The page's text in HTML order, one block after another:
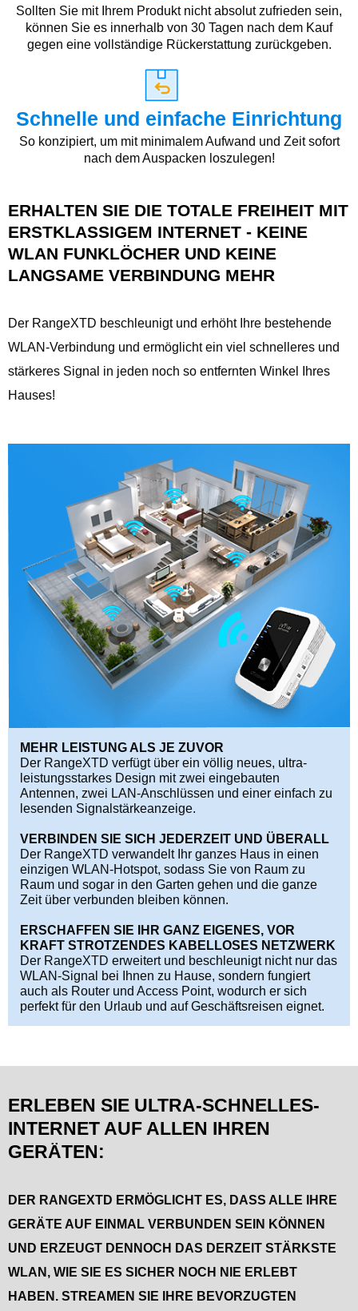
Sollten Sie mit Ihrem Produkt nicht absolut zufrieden sein,
können Sie es innerhalb von 30 Tagen nach dem Kauf
gegen eine vollständige Rückerstattung zurückgeben.
Schnelle und einfache Einrichtung
So konzipiert, um mit minimalem Aufwand und Zeit sofort
nach dem Auspacken loszulegen!
ERHALTEN SIE DIE TOTALE FREIHEIT MIT
ERSTKLASSIGEM INTERNET - KEINE
WLAN FUNKLÖCHER UND KEINE
LANGSAME VERBINDUNG MEHR
Der RangeXTD beschleunigt und erhöht Ihre bestehende
WLAN-Verbindung und ermöglicht ein viel schnelleres und
stärkeres Signal in jeden noch so entfernten Winkel Ihres
Hauses!
MEHR LEISTUNG ALS JE ZUVOR
Der RangeXTD verfügt über ein völlig neues, ultra-
leistungsstarkes Design mit zwei eingebauten
Antennen, zwei LAN-Anschlüssen und einer einfach zu
lesenden Signalstärkeanzeige.
VERBINDEN SIE SICH JEDERZEIT UND ÜBERALL
Der RangeXTD verwandelt Ihr ganzes Haus in einen
einzigen WLAN-Hotspot, sodass Sie von Raum zu
Raum und sogar in den Garten gehen und die ganze
Zeit über verbunden bleiben können.
ERSCHAFFEN SIE IHR GANZ EIGENES, VOR
KRAFT STROTZENDES KABELLOSES NETZWERK
Der RangeXTD erweitert und beschleunigt nicht nur das
WLAN-Signal bei Ihnen zu Hause, sondern fungiert
auch als Router und Access Point, wodurch er sich
perfekt für den Urlaub und auf Geschäftsreisen eignet.
ERLEBEN SIE ULTRA-SCHNELLES-
INTERNET AUF ALLEN IHREN
GERÄTEN:
DER RANGEXTD ERMÖGLICHT ES, DASS ALLE IHRE
GERÄTE AUF EINMAL VERBUNDEN SEIN KÖNNEN
UND ERZEUGT DENNOCH DAS DERZEIT STÄRKSTE
WLAN, WIE SIE ES SICHER NOCH NIE ERLEBT
HABEN. STREAMEN SIE IHRE BEVORZUGTEN